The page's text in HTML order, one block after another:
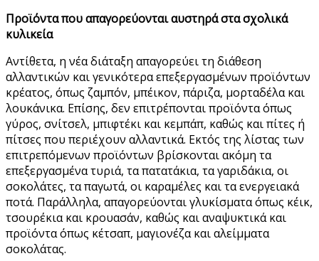
Προϊόντα που απαγορεύονται αυστηρά στα σχολικά
κυλικεία
Αντίθετα, η νέα διάταξη απαγορεύει τη διάθεση
αλλαντικών και γενικότερα επεξεργασμένων προϊόντων
κρέατος, όπως ζαμπόν, μπέικον, πάριζα, μορταδέλα και
λουκάνικα. Επίσης, δεν επιτρέπονται προϊόντα όπως
γύρος, σνίτσελ, μπιφτέκι και κεμπάπ, καθώς και πίτες ή
πίτσες που περιέχουν αλλαντικά. Εκτός της λίστας των
επιτρεπόμενων προϊόντων βρίσκονται ακόμη τα
επεξεργασμένα τυριά, τα πατατάκια, τα γαριδάκια, οι
σοκολάτες, τα παγωτά, οι καραμέλες και τα ενεργειακά
ποτά. Παράλληλα, απαγορεύονται γλυκίσματα όπως κέικ,
τσουρέκια και κρουασάν, καθώς και αναψυκτικά και
προϊόντα όπως κέτσαπ, μαγιονέζα και αλείμματα
σοκολάτας.